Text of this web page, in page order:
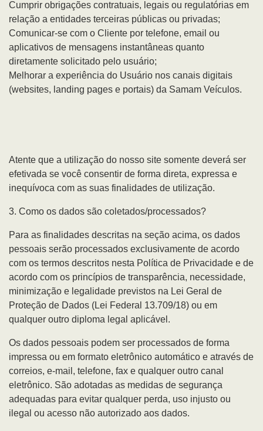
Cumprir obrigações contratuais, legais ou regulatórias em
relação a entidades terceiras públicas ou privadas;
Comunicar-se com o Cliente por telefone, email ou
aplicativos de mensagens instantâneas quanto
diretamente solicitado pelo usuário;
Melhorar a experiência do Usuário nos canais digitais
(websites, landing pages e portais) da Samam Veículos.
Atente que a utilização do nosso site somente deverá ser
efetivada se você consentir de forma direta, expressa e
inequívoca com as suas finalidades de utilização.
3. Como os dados são coletados/processados?
Para as finalidades descritas na seção acima, os dados
pessoais serão processados exclusivamente de acordo
com os termos descritos nesta Política de Privacidade e de
acordo com os princípios de transparência, necessidade,
minimização e legalidade previstos na Lei Geral de
Proteção de Dados (Lei Federal 13.709/18) ou em
qualquer outro diploma legal aplicável.
Os dados pessoais podem ser processados de forma
impressa ou em formato eletrônico automático e através de
correios, e-mail, telefone, fax e qualquer outro canal
eletrônico. São adotadas as medidas de segurança
adequadas para evitar qualquer perda, uso injusto ou
ilegal ou acesso não autorizado aos dados.